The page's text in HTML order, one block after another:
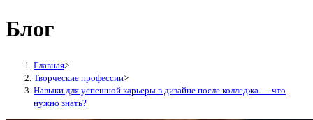
Блог
Главная>
Творческие профессии>
Навыки для успешной карьеры в дизайне после колледжа — что
нужно знать?